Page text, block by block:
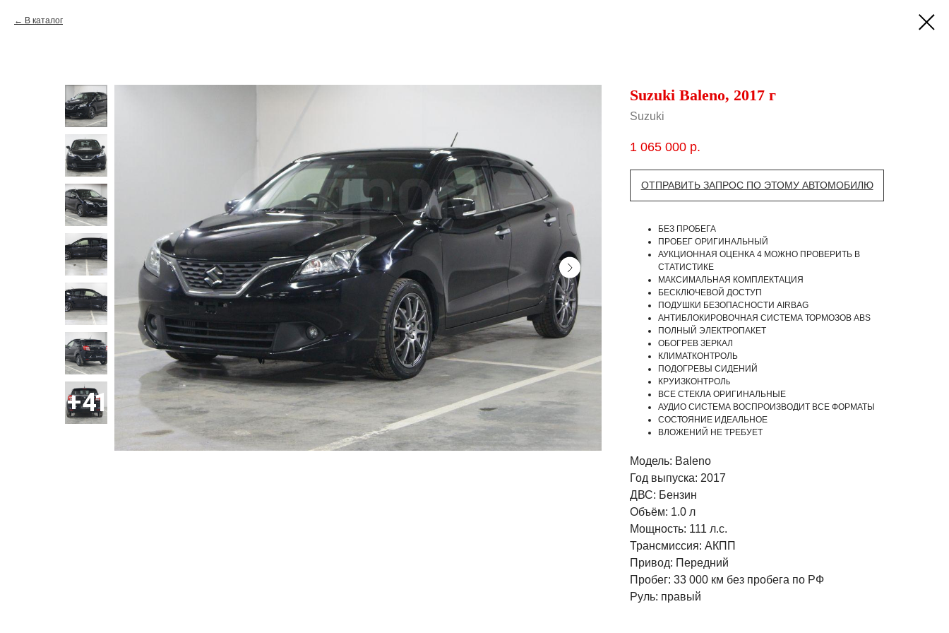
В каталог
Suzuki Baleno, 2017 г
Suzuki
1 065 000 р.
ОТПРАВИТЬ ЗАПРОС ПО ЭТОМУ АВТОМОБИЛЮ
БЕЗ ПРОБЕГА
ПРОБЕГ ОРИГИНАЛЬНЫЙ
АУКЦИОННАЯ ОЦЕНКА 4 МОЖНО ПРОВЕРИТЬ В
СТАТИСТИКЕ
МАКСИМАЛЬНАЯ КОМПЛЕКТАЦИЯ
БЕСКЛЮЧЕВОЙ ДОСТУП
ПОДУШКИ БЕЗОПАСНОСТИ AIRBAG
АНТИБЛОКИРОВОЧНАЯ СИСТЕМА ТОРМОЗОВ ABS
ПОЛНЫЙ ЭЛЕКТРОПАКЕТ
ОБОГРЕВ ЗЕРКАЛ
КЛИМАТКОНТРОЛЬ
ПОДОГРЕВЫ СИДЕНИЙ
КРУИЗКОНТРОЛь
ВСЕ СТЕКЛА ОРИГИНАЛЬНЫЕ
АУДИО СИСТЕМА ВОСПРОИЗВОДИТ ВСЕ ФОРМАТЫ
СОСТОЯНИЕ ИДЕАЛЬНОЕ
ВЛОЖЕНИЙ НЕ ТРЕБУЕТ
Модель: Baleno
Год выпуска: 2017
ДВС: Бензин
Объём: 1.0 л
Мощность: 111 л.с.
Трансмиссия: АКПП
Привод: Передний
Пробег: 33 000 км без пробега по РФ
Руль: правый